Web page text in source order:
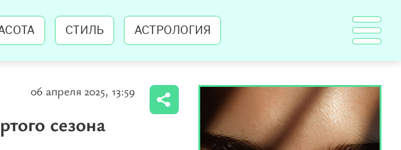
СТИЛЬ АСТРОЛОГИЯ
06 апреля 2025, 13:59
сезона